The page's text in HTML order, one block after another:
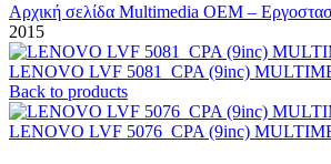
Αρχική σελίδα Multimedia OEM –
2015
LENOVO LVF 5081_CPA (9inc)
Back to products
LENOVO LVF 5076_CPA (9inc)